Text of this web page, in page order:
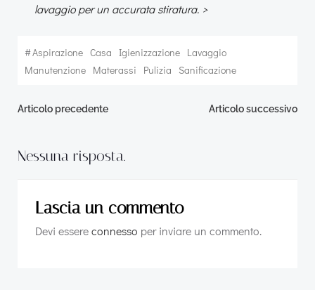
lavaggio per un accurata stiratura. >
#Aspirazione Casa Igienizzazione Lavaggio
Manutenzione Materassi Pulizia Sanificazione
Navigazione
articoli
Articolo precedente Articolo successivo
Nessuna risposta.
Lascia un commento
Devi essereconnesso per inviare un commento.